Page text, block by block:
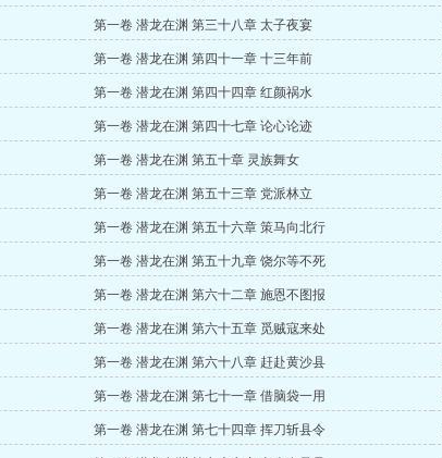
第一卷 潜龙在渊 第三十八章 太子夜宴
第一卷 潜龙在渊 第四十一章 十三年前
第一卷 潜龙在渊 第四十四章 红颜祸水
第一卷 潜龙在渊 第四十七章 论心论迹
第一卷 潜龙在渊 第五十章 灵族舞女
第一卷 潜龙在渊 第五十三章 党派林立
第一卷 潜龙在渊 第五十六章 策马向北行
第一卷 潜龙在渊 第五十九章 饶尔等不死
第一卷 潜龙在渊 第六十二章 施恩不图报
第一卷 潜龙在渊 第六十五章 觅贼寇来处
第一卷 潜龙在渊 第六十八章 赶赴黄沙县
第一卷 潜龙在渊 第七十一章 借脑袋一用
第一卷 潜龙在渊 第七十四章 挥刀斩县令